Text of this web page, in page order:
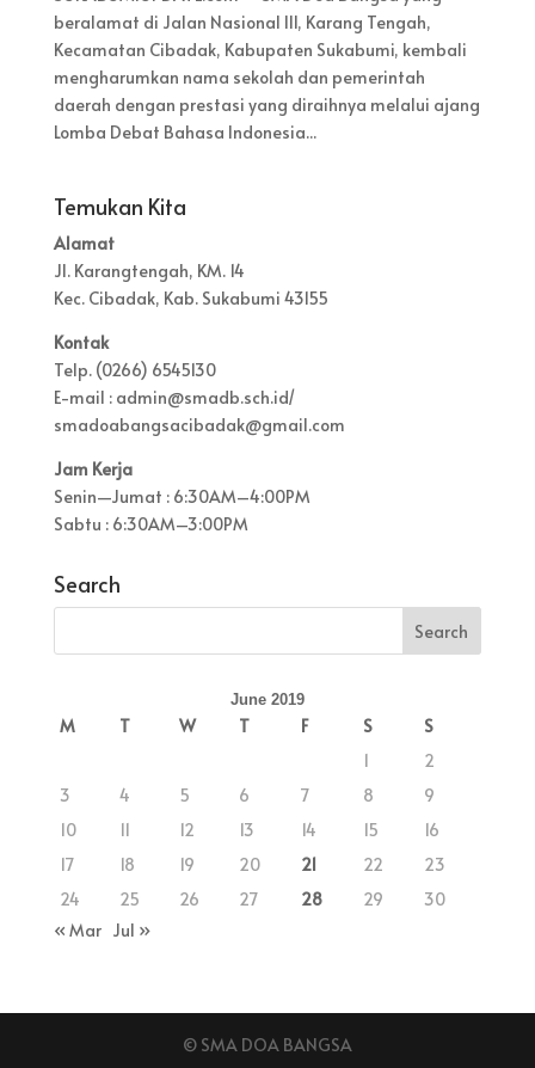
beralamat di Jalan Nasional III, Karang Tengah,
Kecamatan Cibadak, Kabupaten Sukabumi, kembali
mengharumkan nama sekolah dan pemerintah
daerah dengan prestasi yang diraihnya melalui ajang
Lomba Debat Bahasa Indonesia...
Temukan Kita
Alamat
Jl. Karangtengah, KM. 14
Kec. Cibadak, Kab. Sukabumi 43155
Kontak
Telp. (0266) 6545130
E-mail : admin@smadb.sch.id/
smadoabangsacibadak@gmail.com
Jam Kerja
Senin—Jumat : 6:30AM–4:00PM
Sabtu : 6:30AM–3:00PM
Search
June 2019
M T W T F S
S
1
2
3
4 5 6 7 8
9
10
11 12 13 14 15
16
17
18 19 20 21 22
23
24
25 26 27 28 29
30
« Mar Jul »
© SMA DOA BANGSA